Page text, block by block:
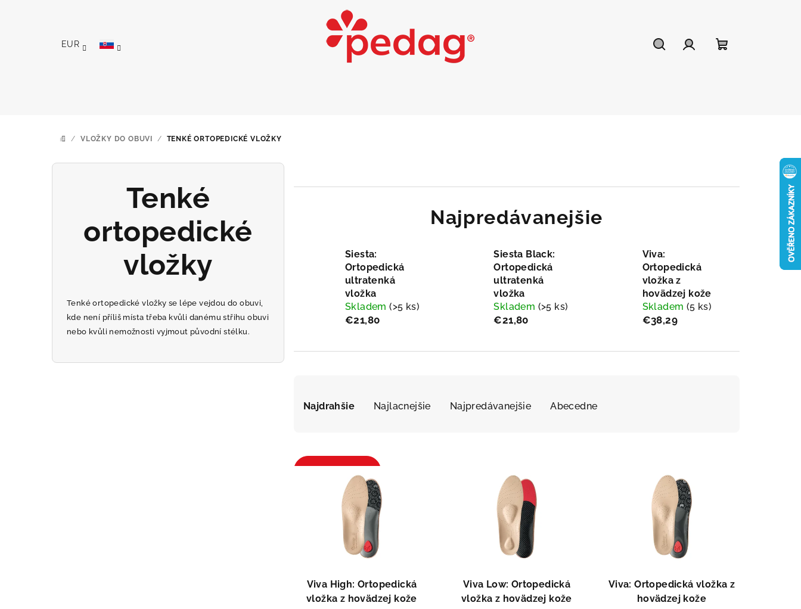
EUR
DOMOV
/ VLOŽKY DO OBUVI / TENKÉ ORTOPEDICKÉ VLOŽKY
Tenké
ortopedické
vložky
Tenké ortopedické vložky se lépe vejdou do obuvi,
kde není příliš místa třeba kvůli danému střihu obuvi
nebo kvůli nemožnosti vyjmout původní stélku.
Najpredávanejšie
Siesta:
Ortopedická
ultratenká
vložka
Skladem(>5 ks)
€21,80
Siesta Black:
Ortopedická
ultratenká
vložka
Skladem (>5 ks)
€21,80
Viva:
Ortopedická
vložka z
hovädzej kože
Skladem (5 ks)
€38,29
a
e
Najdrahšie Najlacnejšie Najpredávanejšie Abecedne
V
Viva High: Ortopedická
vložka z hovädzej kože
Viva Low: Ortopedická
vložka z hovädzej kože
Viva: Ortopedická vložka z
hovädzej kože